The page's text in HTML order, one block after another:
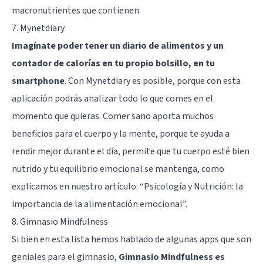
macronutrientes que contienen.
7. Mynetdiary
Imagínate poder tener un diario de alimentos y un
contador de calorías en tu propio bolsillo, en tu
smartphone. Con Mynetdiary es posible, porque con esta
aplicación podrás analizar todo lo que comes en el
momento que quieras. Comer sano aporta muchos
beneficios para el cuerpo y la mente, porque te ayuda a
rendir mejor durante el día, permite que tu cuerpo esté bien
nutrido y tu equilibrio emocional se mantenga, como
explicamos en nuestro artículo: “Psicología y Nutrición: la
importancia de la alimentación emocional”.
8. Gimnasio Mindfulness
Si bien en esta lista hemos hablado de algunas apps que son
geniales para el gimnasio, Gimnasio Mindfulness es